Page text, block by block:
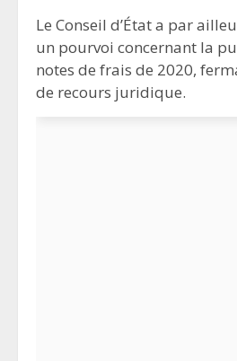
Le Conseil d’État a par
un pourvoi concernant la
notes de frais de 2020,
de recours juridique.